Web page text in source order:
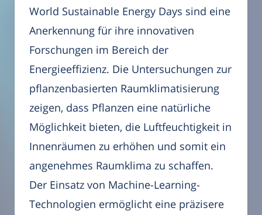
World Sustainable Energy Days sind eine
Anerkennung für ihre innovativen
Forschungen im Bereich der
Energieeffizienz. Die Untersuchungen zur
pflanzenbasierten Raumklimatisierung
zeigen, dass Pflanzen eine natürliche
Möglichkeit bieten, die Luftfeuchtigkeit in
Innenräumen zu erhöhen und somit ein
angenehmes Raumklima zu schaffen.
Der Einsatz von Machine-Learning-
Technologien ermöglicht eine präzisere